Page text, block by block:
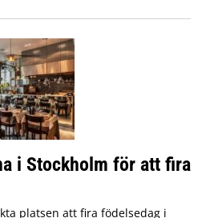
i Stockholm för att fira
platsen att fira födelsedag i